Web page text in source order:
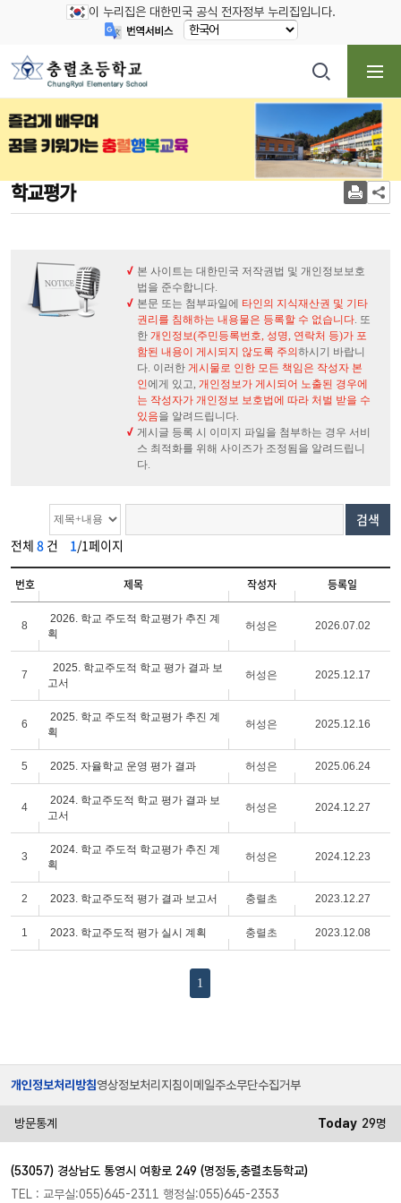
이 누리집은 대한민국 공식 전자정부 누리집입니다.
학교평가
본 사이트는 대한민국 저작권법 및 개인정보보호
법을 준수합니다.
본문 또는 첨부파일에 타인의 지식재산권 및 기타
권리를 침해하는 내용물은 등록할 수 없습니다 . 또
한 개인정보(주민등록번호, 성명, 연락처 등)가 포
함된 내용이 게시되지 않도록 주의하시기 바랍니
다. 이러한 게시물로 인한 모든 책임은 작성자 본
인에게 있고, 개인정보가 게시되어 노출된 경우에
는 작성자가 개인정보 보호법에 따라 처벌 받을 수
있음을 알려드립니다.
게시글 등록 시 이미지 파일을 첨부하는 경우 서비
스 최적화를 위해 사이즈가 조정됨을 알려드립니
다.
전체 8 건 1 /1페이지
검색
번호 제목 작성자 등록일
8
2026. 학교 주도적 학교평가 추진 계
획
허성은 2026.07.02
7
2025. 학교주도적 학교 평가 결과 보
고서
허성은 2025.12.17
6
2025. 학교 주도적 학교평가 추진 계
획
허성은 2025.12.16
5 2025. 자율학교 운영 평가 결과 허성은 2025.06.24
4
2024. 학교주도적 학교 평가 결과 보
고서
허성은 2024.12.27
3
2024. 학교 주도적 학교평가 추진 계
획
허성은 2024.12.23
2 2023. 학교주도적 평가 결과 보고서 충렬초 2023.12.27
1 2023. 학교주도적 평가 실시 계획 충렬초 2023.12.08
1
개인정보처리방침영상정보처리지침이메일주소무단수집거부
방문통계 Today 29명
(53057) 경상남도 통영시 여황로 249 (명정동,충렬초등학교)
TEL : 교무실:055)645-2311 행정실:055)645-2353